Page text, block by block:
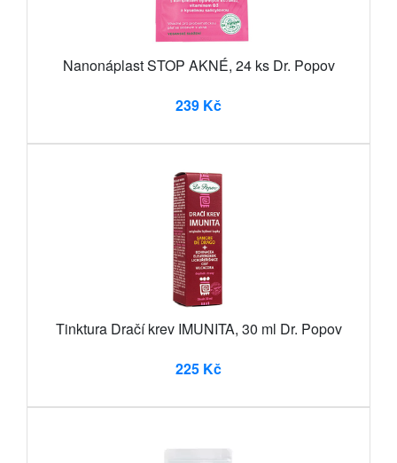
Nanonáplast STOP AKNÉ, 24 ks Dr. Popov
239 Kč
Tinktura Dračí krev IMUNITA, 30 ml Dr. Popov
225 Kč